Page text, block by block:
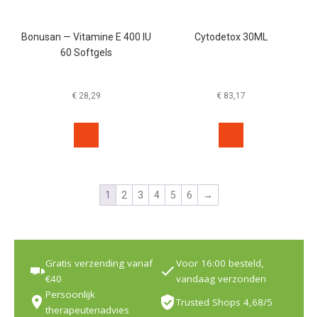
Bonusan — Vitamine E 400 IU
60 Softgels
€ 28,29
Cytodetox 30ML
€ 83,17
1 2 3 4 5 6 →
Gratis verzending vanaf
€40
Voor 16:00 besteld,
vandaag verzonden
Persoonlijk
therapeutenadvies
Trusted Shops 4,68/5